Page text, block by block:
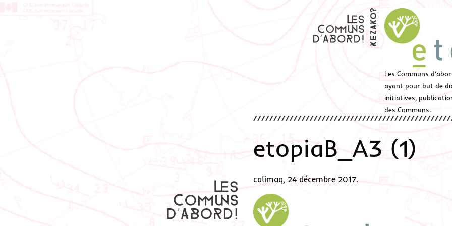
Les Communs
ayant pour but de
initiatives,
des Communs.
etopiaB_A3 (1)
calimaq, 24 décembre 2017.